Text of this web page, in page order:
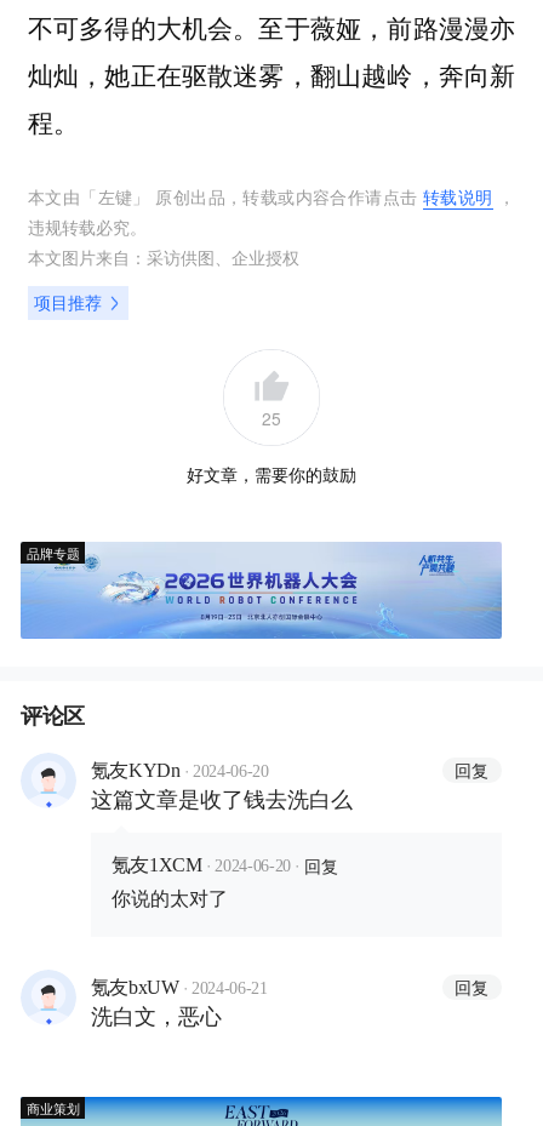
不可多得的大机会。至于薇娅，前路漫漫亦
灿灿，她正在驱散迷雾，翻山越岭，奔向新
程。
本文由「 左键 」 原创出品，转载或内容合作请点击 转载说明 ，
违规转载必究。
本文图片来自： 采访供图
企业授权
项目推荐
25
好文章，需要你的鼓励
品牌专题
评论区
氪友KYDn · 2024-06-20 回复
这篇文章是收了钱去洗白么
氪友1XCM · 2024-06-20 · 回复
你说的太对了
氪友bxUW · 2024-06-21 回复
洗白文，恶心
商业策划